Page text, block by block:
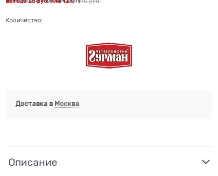
Количество:
Доставка в Москва
Описание